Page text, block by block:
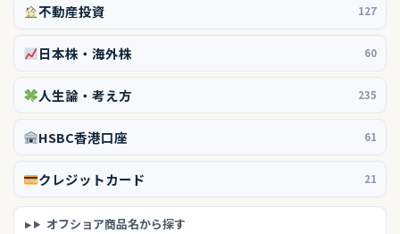
不動産投資 127
日本株・海外株 60
人生論・考え方 235
HSBC香港口座 61
クレジットカード 21
オフショア商品名から探す